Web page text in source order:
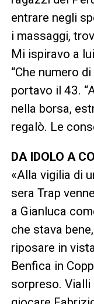
entrare negli
i massaggi,
Mi ispiravo a
“Che numero
portavo il 43.
nella borsa,
regalò. Le
DA IDOLO A
«Alla vigilia di
sera Trap
a Gianluca
che stava
riposare in
Benfica in
sorpreso. Vialli